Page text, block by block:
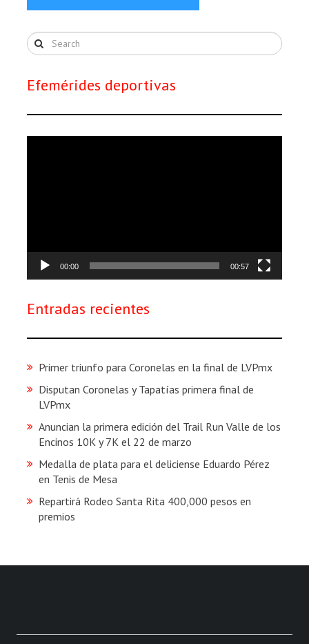
Efemérides deportivas
00:00 00:57
Entradas recientes
Primer triunfo para Coronelas en la final de LVPmx
Disputan Coronelas y Tapatías primera final de
LVPmx
Anuncian la primera edición del Trail Run Valle de los
Encinos 10K y 7K el 22 de marzo
Medalla de plata para el deliciense Eduardo Pérez
en Tenis de Mesa
Repartirá Rodeo Santa Rita 400,000 pesos en
premios